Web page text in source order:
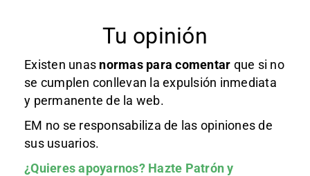
Tu opinión
Existen unas normas para comentar que si no
se cumplen conllevan la expulsión inmediata
y permanente de la web.
EM no se responsabiliza de las opiniones de
sus usuarios.
¿Quieres apoyarnos? Hazte Patróny